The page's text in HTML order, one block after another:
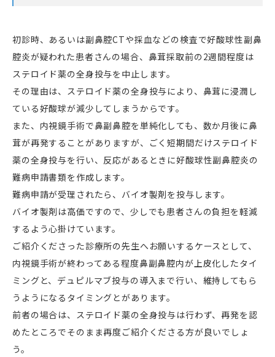
初診時、あるいは副鼻腔CTや採血などの検査で好酸球性副鼻
腔炎が疑われた患者さんの場合、鼻茸採取前の2週間程度は
ステロイド薬の全身投与を中止します。
その理由は、ステロイド薬の全身投与により、鼻茸に浸潤し
ている好酸球が減少してしまうからです。
また、内視鏡手術で鼻副鼻腔を単純化しても、数か月後に鼻
茸が再発することがありますが、ごく短期間だけステロイド
薬の全身投与を行い、反応があるときに好酸球性副鼻腔炎の
難病申請書類を作成します。
難病申請が受理されたら、バイオ製剤を投与します。
バイオ製剤は高価ですので、少しでも患者さんの負担を軽減
するよう心掛けています。
ご紹介くださった診療所の先生へお願いするケースとして、
内視鏡手術が終わってある程度鼻副鼻腔内が上皮化したタイ
ミングと、デュピルマブ投与の導入まで行い、維持してもら
うようになるタイミングとがあります。
前者の場合は、ステロイド薬の全身投与は行わず、再発を認
めたところでそのまま再度ご紹介くださる方が良いでしょ
う。